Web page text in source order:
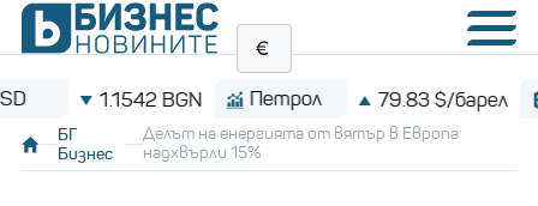
1.1542 BGN Петрол 79.83 $/барел
БГ
Бизнес
Делът на енергията от вятър в Европа
надхвърли 15%